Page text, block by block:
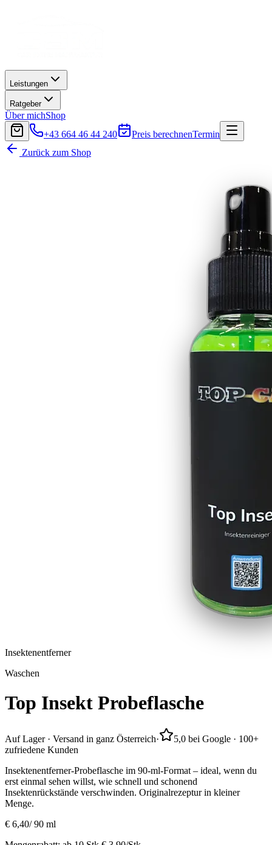
Leistungen
Ratgeber
Über michShop
+43 664 46 44 240
Preis berechnenTermin
Zurück zum Shop
Insektenentferner
Waschen
Top Insekt Probeflasche
Auf Lager · Versand in ganz Österreich·
5,0 bei Google · 100+
zufriedene Kunden
Insektenentferner-Probeflasche im 90-ml-Format – ideal, wenn du
erst einmal sehen willst, wie schnell und schonend
Insektenrückstände verschwinden. Originalrezeptur in kleiner
Menge.
€ 6,40/90 ml